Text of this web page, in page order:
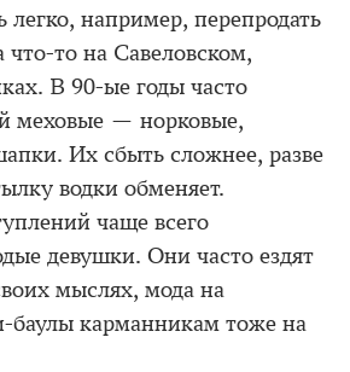
например, перепродать
то на Савеловском,
В 90-ые годы часто
меховые — норковые,
Их сбыть сложнее, разве
водки обменяет.
чаще всего
девушки. Они часто ездят
мыслях, мода на
баулы карманникам тоже на